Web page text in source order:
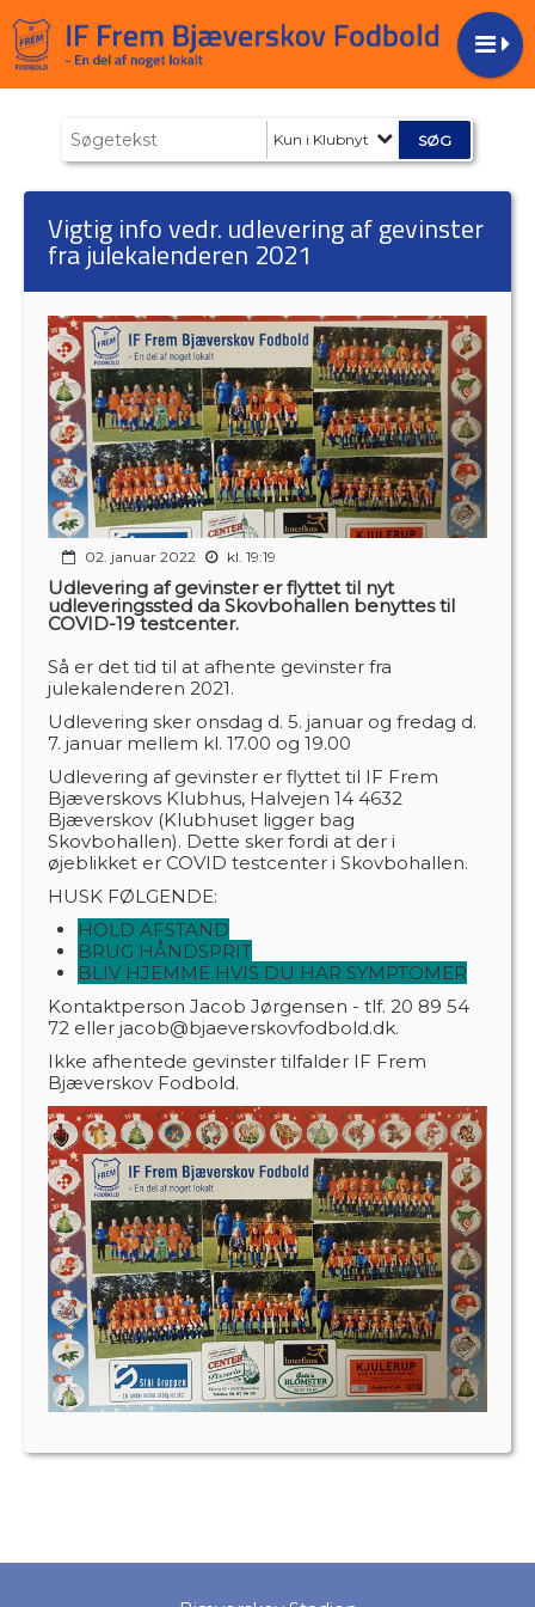
Kun i Klubnyt
Vigtig info vedr. udlevering af gevinster
fra julekalenderen 2021
02. januar 2022 kl. 19:19
Udlevering af gevinster er flyttet til nyt
udleveringssted da Skovbohallen benyttes til
COVID-19 testcenter.
Så er det tid til at afhente gevinster fra
julekalenderen 2021.
Udlevering sker onsdag d. 5. januar og fredag d.
7. januar mellem kl. 17.00 og 19.00
Udlevering af gevinster er flyttet til IF Frem
Bjæverskovs Klubhus, Halvejen 14 4632
Bjæverskov (Klubhuset ligger bag
Skovbohallen). Dette sker fordi at der i
øjeblikket er COVID testcenter i Skovbohallen.
HUSK FØLGENDE:
HOLD AFSTAND
BRUG HÅNDSPRIT
BLIV HJEMME HVIS DU HAR SYMPTOMER
Kontaktperson Jacob Jørgensen - tlf. 20 89 54
72 eller jacob@bjaeverskovfodbold.dk.
Ikke afhentede gevinster tilfalder IF Frem
Bjæverskov Fodbold.